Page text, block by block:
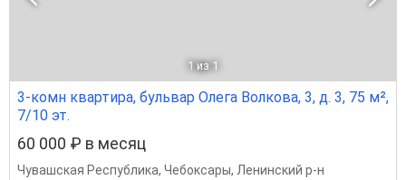
1 из 1
3-комн квартира, бульвар Олега Волкова, 3, д. 3, 75 м²,
7/10 эт.
60 000 ₽ в месяц
Чувашская Республика, Чебоксары, Ленинский р-н